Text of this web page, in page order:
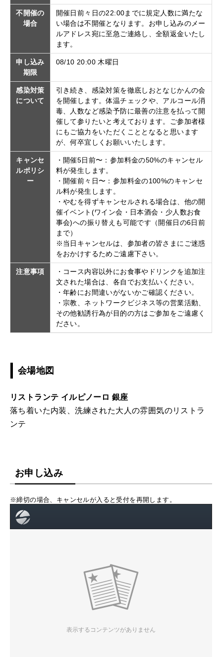
不開催の
場合
開催日前々日の22:00までに規定人数に満たな
い場合は不開催となります。お申し込みのメー
ルアドレス宛に至急ご連絡し、全額返金いたし
ます。
申し込み
期限
08/10 20:00 木曜日
感染対策
について
引き続き、感染対策を徹底しおとなじかんの会
を開催します。体温チェックや、アルコール消
毒、人数など感染予防に最善の注意を払って開
催して参りたいと考えております。ご参加者様
にもご協力をいただくこととなると思います
が、何卒宜しくお願いいたします。
キャンセ
ルポリシ
ー
・開催5日前〜：参加料金の50%のキャンセル
料が発生します。
・開催前々日〜：参加料金の100%のキャンセ
ル料が発生します。
・やむを得ずキャンセルされる場合は、他の開
催イベント(ワイン会・日本酒会・少人数お食
事会)への振り替えも可能です（開催日の6日前
まで）
※当日キャンセルは、参加者の皆さまにご迷惑
をおかけするためご遠慮下さい。
注意事項
・コース内容以外にお食事やドリンクを追加注
文された場合は、各自でお支払いください。
・年齢にお間違いがないかご確認ください。
・宗教、ネットワークビジネス等の営業活動、
その他勧誘行為が目的の方はご参加をご遠慮く
ださい。
会場地図
リストランテ イルピノーロ 銀座
落ち着いた内装、洗練された大人の雰囲気のリストラ
ンテ
お申し込み
※締切の場合、キャンセルが入ると受付を再開します。